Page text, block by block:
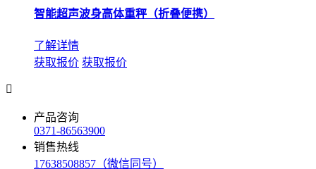
智能超声波身高体重秤（折叠便携）
了解详情
获取报价 获取报价

产品咨询
0371-86563900
销售热线
17638508857（微信同号）